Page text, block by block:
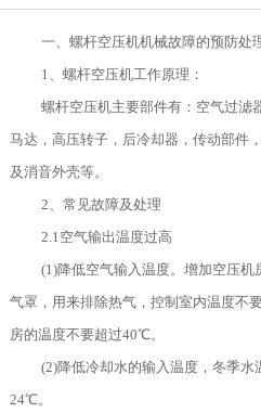
一、螺杆空压机机械故障的预防处
1、螺杆空压机工作原理：
螺杆空压机主要部件有：空气过滤
马达，高压转子，后冷却器，传动部件
及消音外壳等。
2、常见故障及处理
2.1空气输出温度过高
(1)降低空气输入温度。增加空压
气罩，用来排除热气，控制室内温度不
房的温度不要超过40℃。
(2)降低冷却水的输入温度，冬季
24℃。